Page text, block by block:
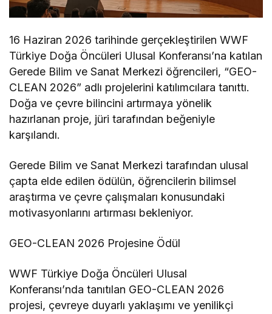
16 Haziran 2026 tarihinde gerçekleştirilen WWF
Türkiye Doğa Öncüleri Ulusal Konferansı’na katılan
Gerede Bilim ve Sanat Merkezi öğrencileri, “GEO-
CLEAN 2026” adlı projelerini katılımcılara tanıttı.
Doğa ve çevre bilincini artırmaya yönelik
hazırlanan proje, jüri tarafından beğeniyle
karşılandı.
Gerede Bilim ve Sanat Merkezi tarafından ulusal
çapta elde edilen ödülün, öğrencilerin bilimsel
araştırma ve çevre çalışmaları konusundaki
motivasyonlarını artırması bekleniyor.
GEO-CLEAN 2026 Projesine Ödül
WWF Türkiye Doğa Öncüleri Ulusal
Konferansı’nda tanıtılan GEO-CLEAN 2026
projesi, çevreye duyarlı yaklaşımı ve yenilikçi